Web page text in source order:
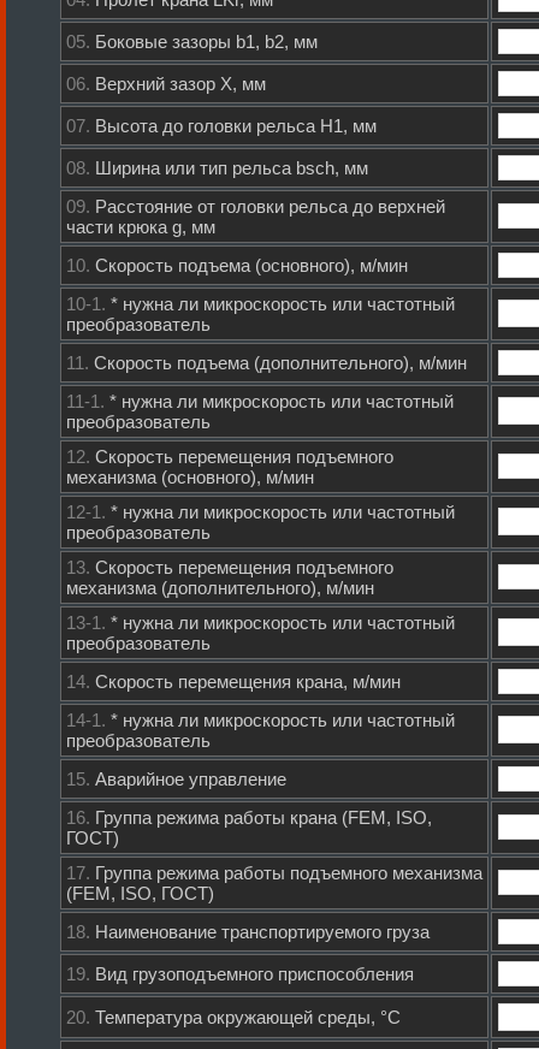
05. Боковые зазоры b1, b2, мм
06. Верхний зазор X, мм
07. Высота до головки рельса H1, мм
08. Ширина или тип рельса bsch, мм
09. Расстояние от головки рельса до верхней
части крюка g, мм
10. Скорость подъема (основного), м/мин
10-1. * нужна ли микроскорость или частотный
преобразователь
11. Скорость подъема (дополнительного), м/мин
11-1. * нужна ли микроскорость или частотный
преобразователь
12. Скорость перемещения подъемного
механизма (основного), м/мин
12-1. * нужна ли микроскорость или частотный
преобразователь
13. Скорость перемещения подъемного
механизма (дополнительного), м/мин
13-1. * нужна ли микроскорость или частотный
преобразователь
14. Скорость перемещения крана, м/мин
14-1. * нужна ли микроскорость или частотный
преобразователь
15. Аварийное управление
16. Группа режима работы крана (FEM, ISO,
ГОСТ)
17. Группа режима работы подъемного механизма
(FEM, ISO, ГОСТ)
18. Наименование транспортируемого груза
19. Вид грузоподъемного приспособления
20. Температура окружающей среды, °С